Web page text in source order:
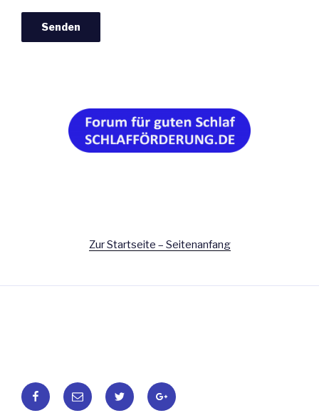
Zur Startseite – Seitenanfang
Facebook
E-
Mail
Twitter Google+